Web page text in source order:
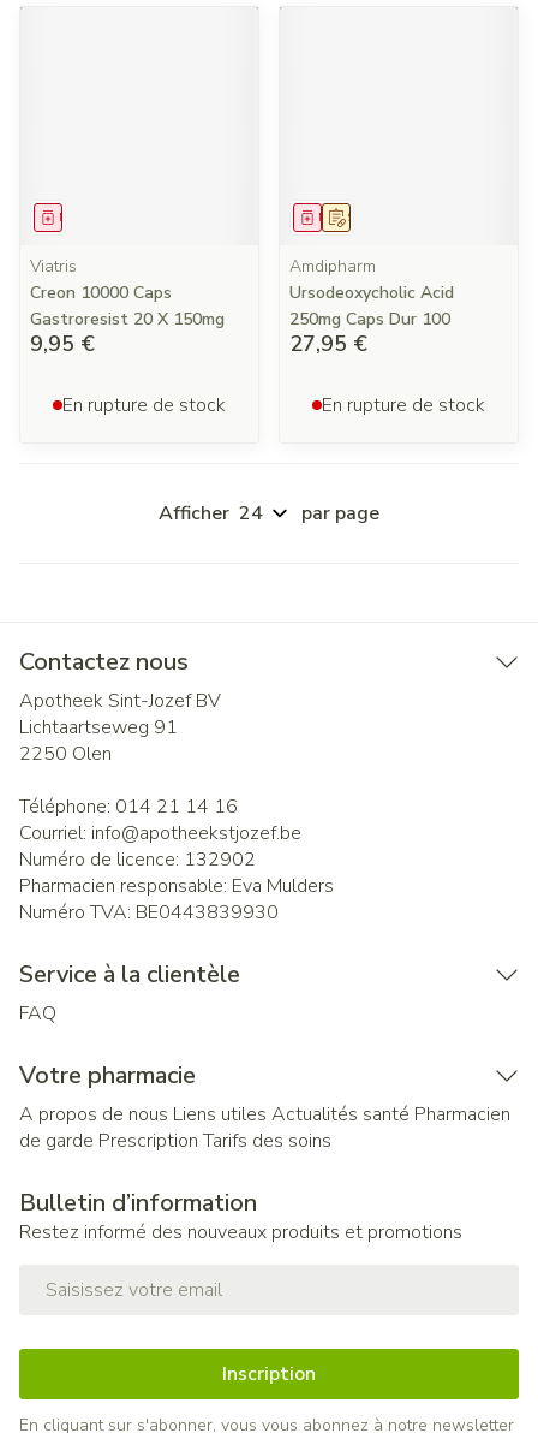
Médicament
Viatris
Creon 10000 Caps
Gastroresist 20 X 150mg
9,95 €
En rupture de stock
Sur prescription
Médicament
Amdipharm
Ursodeoxycholic Acid
250mg Caps Dur 100
27,95 €
En rupture de stock
Afficher par page
Contactez nous
Apotheek Sint-Jozef BV
Lichtaartseweg 91
2250 Olen
Téléphone: 014 21 14 16
Courriel: info@apotheekstjozef.be
Numéro de licence: 132902
Pharmacien responsable: Eva Mulders
Numéro TVA: BE0443839930
Service à la clientèle
FAQ
Votre pharmacie
A propos de nous Liens utiles Actualités santé Pharmacien
de garde Prescription Tarifs des soins
Bulletin d’information
Restez informé des nouveaux produits et promotions
Inscription
En cliquant sur s'abonner, vous vous abonnez à notre newsletter